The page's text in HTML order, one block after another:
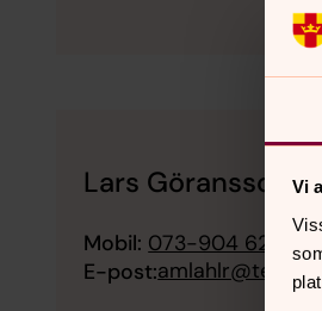
Vi
Lars Göransson
Mobil: 073-904 62 02
E-post: